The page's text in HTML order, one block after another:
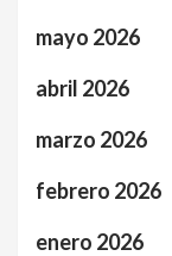
mayo 2026
abril 2026
marzo 2026
febrero 2026
enero 2026